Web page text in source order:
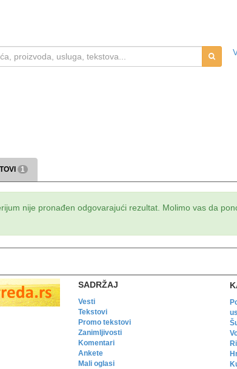
1
nije pronađen odgovarajući rezultat. Molimo vas da
SADRŽAJ
Vesti
Tekstovi
Promo tekstovi
Zanimljivosti
Komentari
Ankete
Mali oglasi